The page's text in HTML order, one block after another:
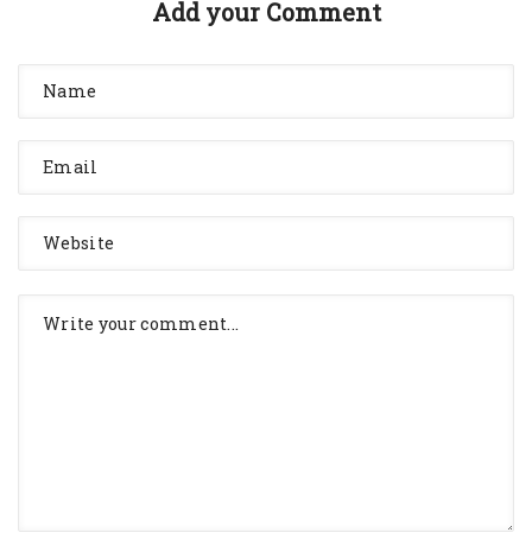
Add your Comment